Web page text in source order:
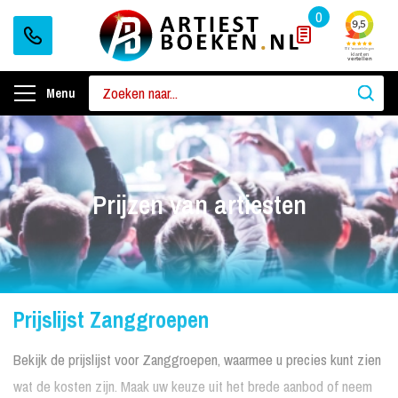
0
Menu
Prijzen van artiesten
Prijslijst Zanggroepen
Bekijk de prijslijst voor Zanggroepen, waarmee u precies kunt zien
wat de kosten zijn. Maak uw keuze uit het brede aanbod of neem